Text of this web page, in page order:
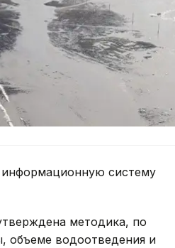
информационную систему
методика, по
объеме водоотведения и